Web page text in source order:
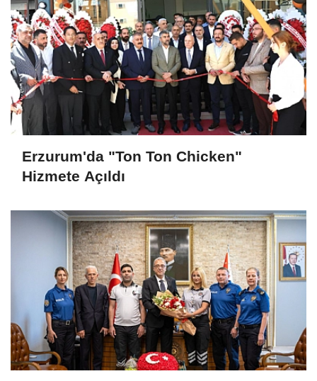
Erzurum'da "Ton Ton Chicken"
Hizmete Açıldı